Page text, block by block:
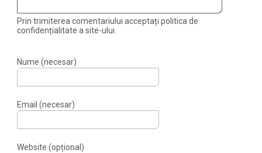
Prin trimiterea comentariului acceptați politica de
confidențialitate a site-ului.
Nume (necesar)
Email (necesar)
Website (opțional)